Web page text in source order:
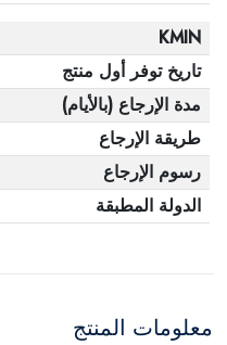
KMIN
تاريخ توفر أول منتج
مدة الإرجاع (بالأيام)
طريقة الإرجاع
رسوم الإرجاع
الدولة المطبقة
معلومات المنتج